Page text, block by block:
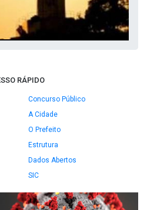
RÁPIDO
Concurso Público
A Cidade
O Prefeito
Estrutura
Dados Abertos
SIC